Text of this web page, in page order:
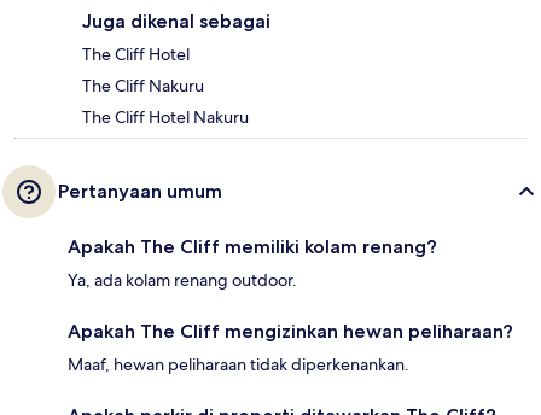
Juga dikenal sebagai
The Cliff Hotel
The Cliff Nakuru
The Cliff Hotel Nakuru
Pertanyaan umum
Apakah The Cliff memiliki kolam renang?
Ya, ada kolam renang outdoor.
Apakah The Cliff mengizinkan hewan peliharaan?
Maaf, hewan peliharaan tidak diperkenankan.